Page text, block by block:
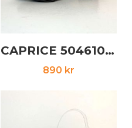
CAPRICE 5046101 svart
890 kr